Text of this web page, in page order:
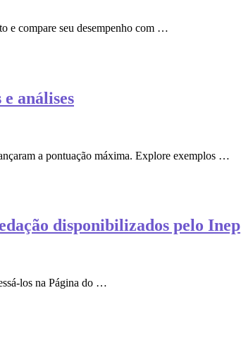
e compare seu desempenho com …
análises
a pontuação máxima. Explore exemplos …
disponibilizados pelo Inep
los na Página do …